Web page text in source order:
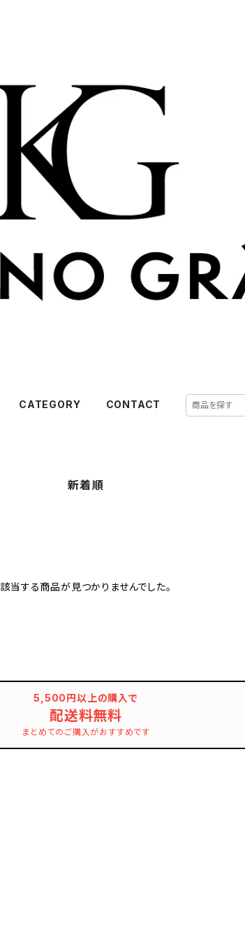
CATEGORY CONTACT
新着順
該当する商品が見つかりませんでした。
5,500円以上の購入で
配送料無料
まとめてのご購入がおすすめです